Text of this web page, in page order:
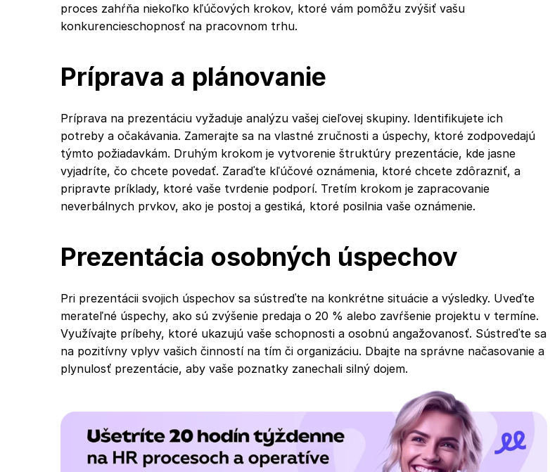
proces zahŕňa niekoľko kľúčových krokov, ktoré vám pomôžu zvýšiť vašu
konkurencieschopnosť na pracovnom trhu.
Príprava a plánovanie
Príprava na prezentáciu vyžaduje analýzu vašej cieľovej skupiny. Identifikujete ich
potreby a očakávania. Zamerajte sa na vlastné zručnosti a úspechy, ktoré zodpovedajú
týmto požiadavkám. Druhým krokom je vytvorenie štruktúry prezentácie, kde jasne
vyjadríte, čo chcete povedať. Zaraďte kľúčové oznámenia, ktoré chcete zdôrazniť, a
pripravte príklady, ktoré vaše tvrdenie podporí. Tretím krokom je zapracovanie
neverbálnych prvkov, ako je postoj a gestiká, ktoré posilnia vaše oznámenie.
Prezentácia osobných úspechov
Pri prezentácii svojich úspechov sa sústreďte na konkrétne situácie a výsledky. Uveďte
merateľné úspechy, ako sú zvýšenie predaja o 20 % alebo zavŕšenie projektu v termíne.
Využívajte príbehy, ktoré ukazujú vaše schopnosti a osobnú angažovanosť. Sústreďte sa
na pozitívny vplyv vašich činností na tím či organizáciu. Dbajte na správne načasovanie a
plynulosť prezentácie, aby vaše poznatky zanechali silný dojem.